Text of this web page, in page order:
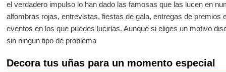
el verdadero impulso lo han dado las famosas que las lucen en
alfombras rojas, entrevistas, fiestas de gala, entregas de premios
eventos en los que puedes lucirlas. Aunque si eliges un motivo
sin ningun tipo de problema
Decora tus uñas para un momento especial